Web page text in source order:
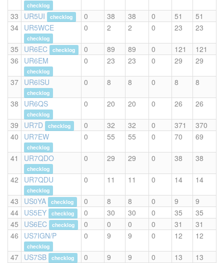
checklog
33 UR5UI checklog 0 38 38 0 51
51
34 UR5WCE
checklog
0 2 2 0 23 23
35 UR6EC checklog 0 89 89 0 121
121
36
UR6EM
checklog
0 23 23 0 29 29
37 UR6ISU
checklog
0 8 8 0 8 8
38 UR6QS
checklog
0 20 20 0 26 26
39 UR7D checklog 0 32 32 0 371
370
40
UR7EW
checklog
0 55 55 0 70 69
41 UR7QDO
checklog
0 29 29 0 38 38
42 UR7QDU
checklog
0 11 11 0 14 14
43 US0YA checklog 0 8 8 0 9
9
44 US5EY checklog 0 30 30 0 35
35
45
US6EC checklog 0 0 0 0 31
31
46
US7IGN/P
checklog
0 9 9 0 12 12
47 US7SB checklog 0 9 9 0 13
13